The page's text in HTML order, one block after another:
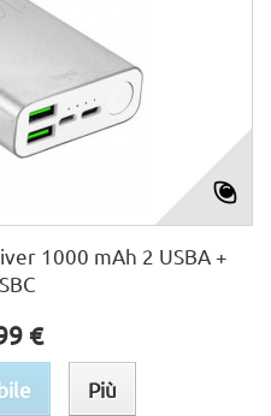
1000 mAh 2 USBA +
€
Più